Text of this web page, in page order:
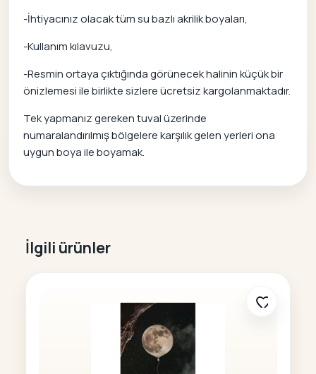
-İhtiyacınız olacak tüm su bazlı akrilik boyaları,
-Kullanım kılavuzu,
-Resmin ortaya çıktığında görünecek halinin küçük bir
önizlemesi ile birlikte sizlere ücretsiz kargolanmaktadır.
Tek yapmanız gereken tuval üzerinde
numaralandırılmış bölgelere karşılık gelen yerleri ona
uygun boya ile boyamak.
İlgili ürünler